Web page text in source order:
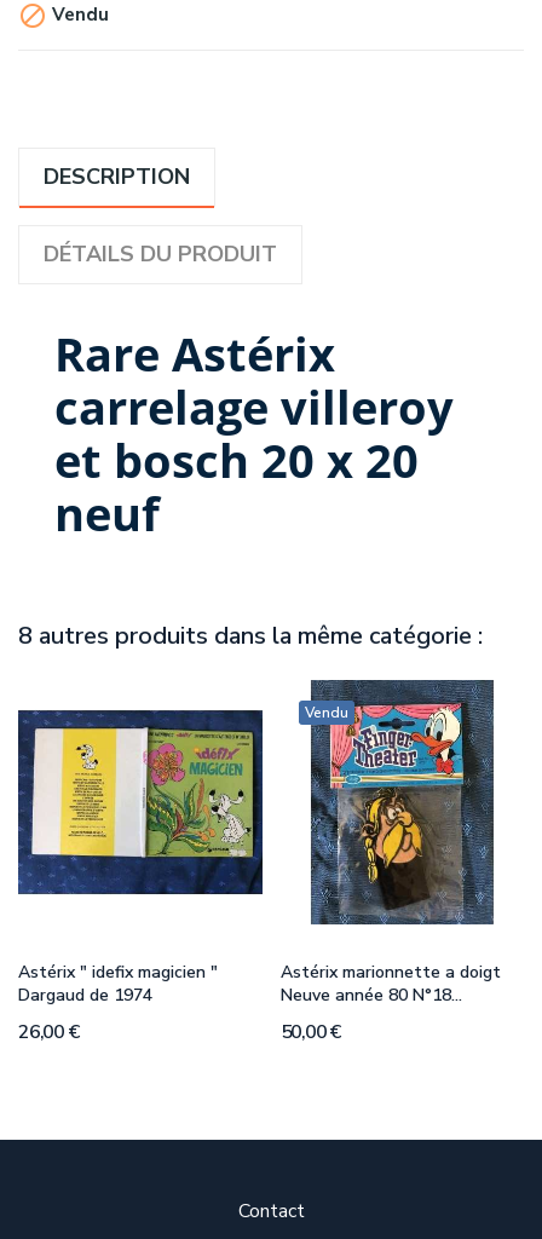
 Vendu
DESCRIPTION
DÉTAILS DU PRODUIT
Rare Astérix
carrelage villeroy
et bosch 20 x 20
neuf
8 autres produits dans la même catégorie :
Astérix " idefix magicien "
Dargaud de 1974
26,00 €
Vendu
Astérix marionnette a doigt
Neuve année 80 N°18...
50,00 €
Contact